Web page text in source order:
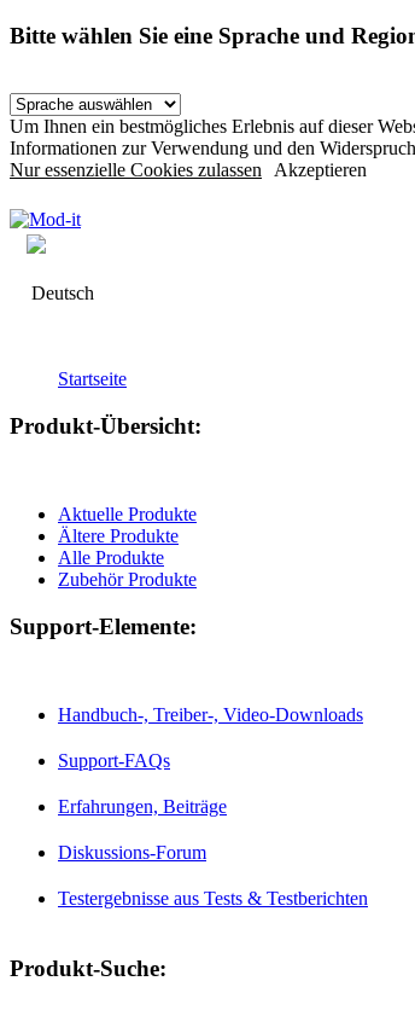
Bitte wählen Sie eine Sprache und
Um Ihnen ein bestmögliches Erlebnis auf dieser
Informationen zur Verwendung und den
Nur essenzielle Cookies zulassen Akzeptieren
Deutsch
Startseite
Produkt-Übersicht:
Aktuelle Produkte
Ältere Produkte
Alle Produkte
Zubehör Produkte
Support-Elemente:
Handbuch-, Treiber-, Video-Downloads
Support-FAQs
Erfahrungen, Beiträge
Diskussions-Forum
Testergebnisse aus Tests & Testberichten
Produkt-Suche: